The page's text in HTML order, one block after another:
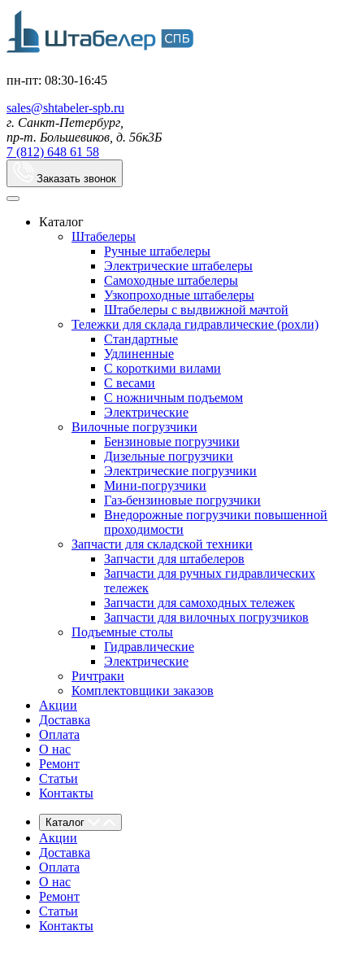
пн-пт: 08:30-16:45
sales@shtabeler-spb.ru
г. Санкт-Петербург,
пр-т. Большевиков, д. 56к3Б
7 (812) 648 61 58
Заказать звонок
Каталог
Штабелеры
Ручные штабелеры
Электрические штабелеры
Самоходные штабелеры
Узкопроходные штабелеры
Штабелеры с выдвижной мачтой
Тележки для склада гидравлические (рохли)
Стандартные
Удлиненные
С короткими вилами
С весами
С ножничным подъемом
Электрические
Вилочные погрузчики
Бензиновые погрузчики
Дизельные погрузчики
Электрические погрузчики
Мини-погрузчики
Газ-бензиновые погрузчики
Внедорожные погрузчики повышенной
проходимости
Запчасти для складской техники
Запчасти для штабелеров
Запчасти для ручных гидравлических
тележек
Запчасти для самоходных тележек
Запчасти для вилочных погрузчиков
Подъемные столы
Гидравлические
Электрические
Ричтраки
Комплектовщики заказов
Акции
Доставка
Оплата
О нас
Ремонт
Статьи
Контакты
Каталог
Акции
Доставка
Оплата
О нас
Ремонт
Статьи
Контакты